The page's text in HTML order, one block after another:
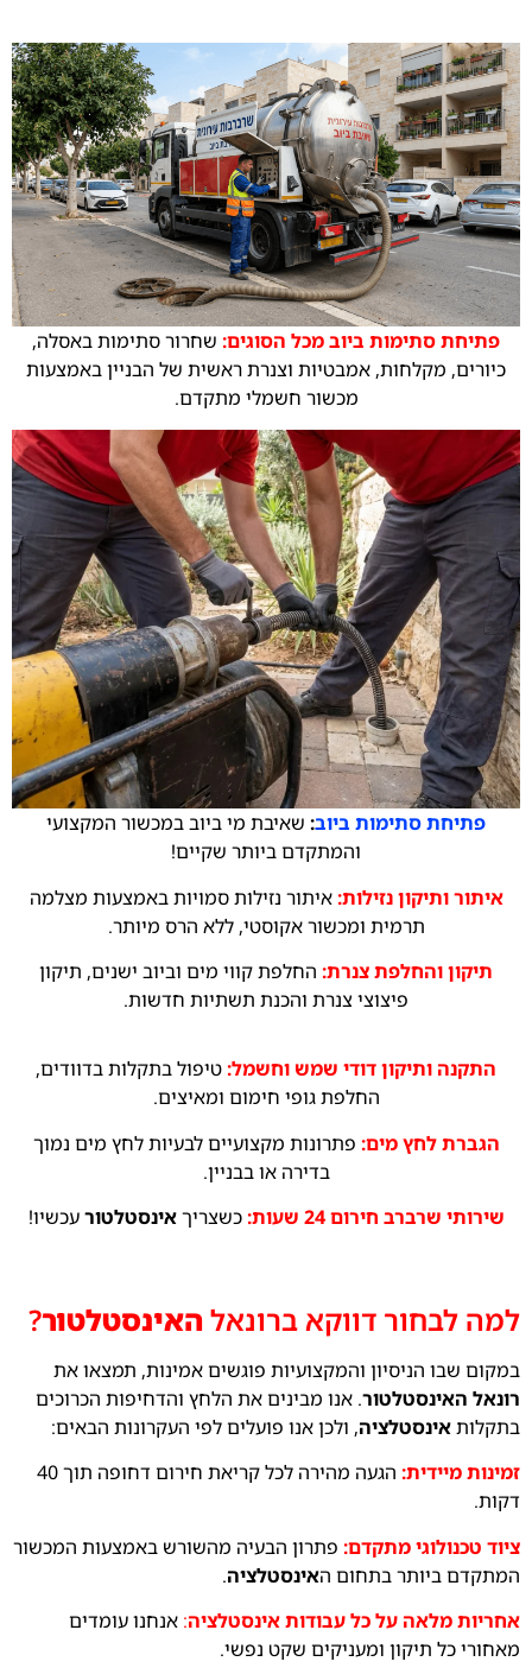
פתיחת סתימות ביוב מכל הסוגים: שחרור סתימות באסלה,
כיורים, מקלחות, אמבטיות וצנרת ראשית של הבניין באמצעות
מכשור חשמלי מתקדם.
פתיחת סתימות ביוב: שאיבת מי ביוב במכשור המקצועי
והמתקדם ביותר שקיים!
איתור ותיקון נזילות:איתור נזילות סמויות באמצעות מצלמה
תרמית ומכשור אקוסטי, ללא הרס מיותר.
תיקון והחלפתצנרת: החלפת קווי מים וביוב ישנים, תיקון
פיצוצי צנרת והכנת תשתיות חדשות.
התקנה ותיקון דודי שמש וחשמל:טיפול בתקלות בדוודים,
החלפת גופי חימום ומאיצים.
הגברת לחץ מים: פתרונות מקצועיים לבעיות לחץ מים נמוך
בדירה או בבניין.
שירותי שרברב חירום 24 שעות:
כשצריךאינסטלטורעכשיו!
למה לבחור דווקא ברונאלהאינסטלטור?
במקום שבו הניסיון והמקצועיות פוגשים אמינות, תמצאו את
רונאל האינסטלטור. אנו מבינים את הלחץ והדחיפות הכרוכים
בתקלותאינסטלציה, ולכן אנו פועלים לפי העקרונות הבאים:
זמינות מיידית:
הגעה מהירה לכל קריאת חירום דחופה תוך 40
דקות.
ציוד טכנולוגי מתקדם: פתרון הבעיה מהשורש באמצעות המכשור
המתקדם ביותר בתחום האינסטלציה.
אחריות מלאה על כל עבודות אינסטלציה: אנחנו עומדים
מאחורי כל תיקון ומעניקים שקט נפשי.